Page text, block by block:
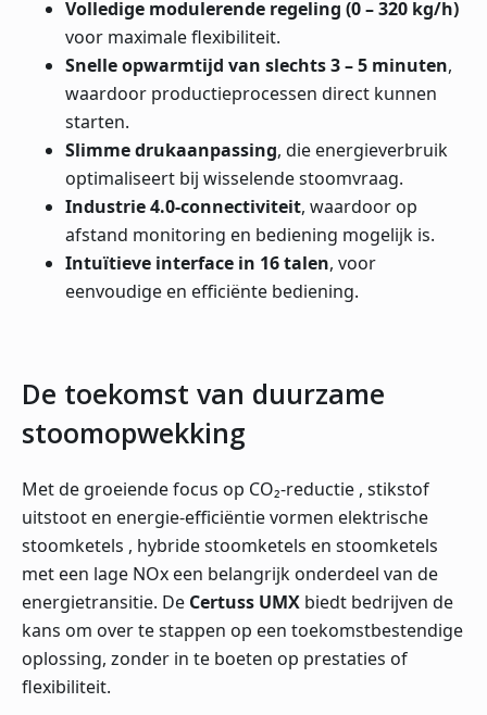
Volledige modulerende regeling (0 – 320 kg/h)
voor maximale flexibiliteit.
Snelle opwarmtijd van slechts 3 – 5 minuten,
waardoor productieprocessen direct kunnen
starten.
Slimme drukaanpassing, die energieverbruik
optimaliseert bij wisselende stoomvraag.
Industrie 4.0-connectiviteit, waardoor op
afstand monitoring en bediening mogelijk is.
Intuïtieve interface in 16 talen, voor
eenvoudige en efficiënte bediening.
De toekomst van duurzame
stoomopwekking
Met de groeiende focus op CO₂-reductie , stikstof
uitstoot en energie-efficiëntie vormen elektrische
stoomketels , hybride stoomketels en stoomketels
met een lage NOx een belangrijk onderdeel van de
energietransitie. De Certuss UMX biedt bedrijven de
kans om over te stappen op een toekomstbestendige
oplossing, zonder in te boeten op prestaties of
flexibiliteit.